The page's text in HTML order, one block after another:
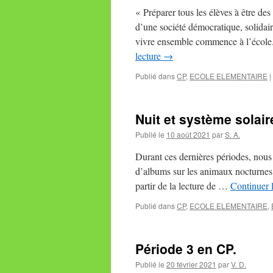
« Préparer tous les élèves à être
d’une société démocratique,
vivre ensemble commence à
lecture →
Publié dansCP, ECOLE ELEMENTAIRE |
Nuit et système
Publié le 10 août 2021 parS. A.
Durant ces dernières périodes,
d’albums sur les animaux
partir de la lecture de … Continuer
Publié dansCP, ECOLE ELEMENTAIRE,
Période 3 en CP.
Publié le 20 février 2021 parV. D.